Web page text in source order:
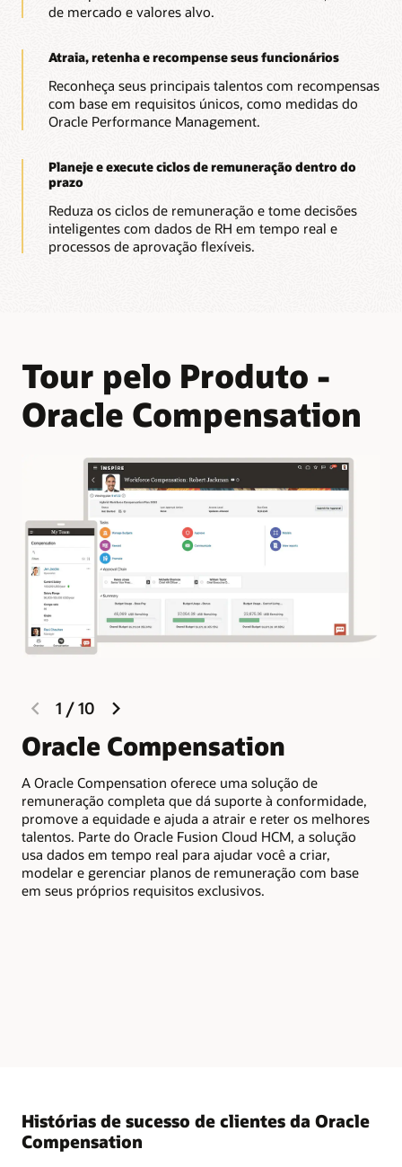
de mercado e valores alvo.
Atraia, retenha e recompense seus funcionários
Reconheça seus principais talentos com recompensas
com base em requisitos únicos, como medidas do
Oracle Performance Management.
Planeje e execute ciclos de remuneração dentro do
prazo
Reduza os ciclos de remuneração e tome decisões
inteligentes com dados de RH em tempo real e
processos de aprovação flexíveis.
Tour pelo Produto -
Oracle Compensation
previous
slide
1 /10
Oracle Compensation
A Oracle Compensation oferece uma solução de
remuneração completa que dá suporte à conformidade,
promove a equidade e ajuda a atrair e reter os melhores
talentos. Parte do Oracle Fusion Cloud HCM, a solução
usa dados em tempo real para ajudar você a criar,
modelar e gerenciar planos de remuneração com base
em seus próprios requisitos exclusivos.
Histórias de sucesso de clientes da Oracle
Compensation